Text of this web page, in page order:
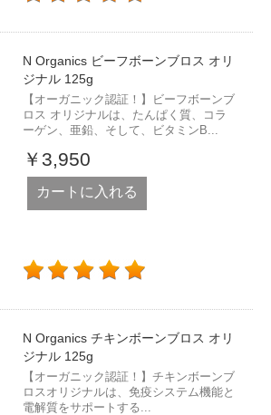
N Organics ビーフボーンブロス オリ
ジナル 125g
【オーガニック認証！】ビーフボーンブ
ロス オリジナルは、たんぱく質、コラ
ーゲン、亜鉛、そして、ビタミンB...
￥3,950
カートに入れる
N Organics チキンボーンブロス オリ
ジナル 125g
【オーガニック認証！】チキンボーンブ
ロスオリジナルは、免疫システム機能と
電解質をサポートする...